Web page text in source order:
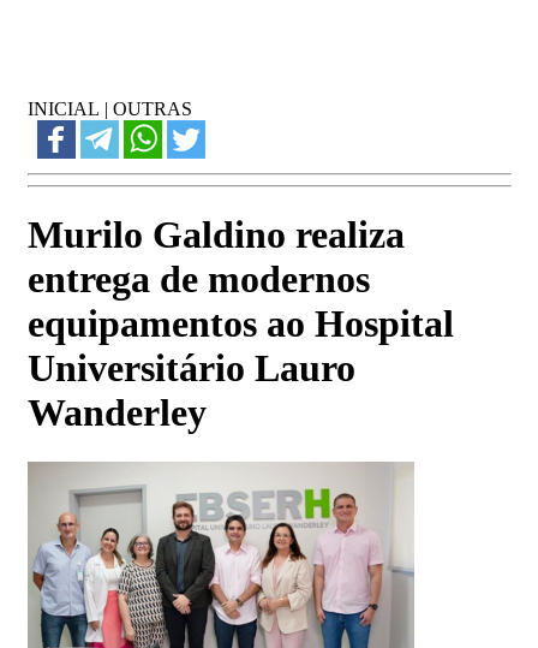
INICIAL | OUTRAS
Murilo Galdino realiza
entrega de modernos
equipamentos ao Hospital
Universitário Lauro
Wanderley